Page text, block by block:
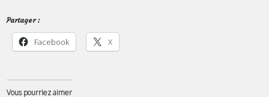
Partager :
Facebook X
Vous pourriez aimer